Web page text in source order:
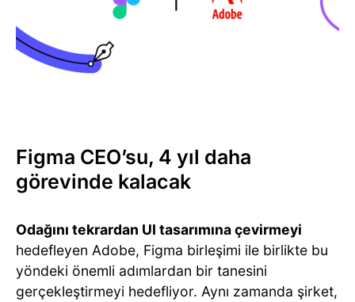
Figma CEO’su, 4 yıl daha
görevinde kalacak
Odağını tekrardan UI tasarımına çevirmeyi
hedefleyen Adobe, Figma birleşimi ile birlikte bu
yöndeki önemli adımlardan bir tanesini
gerçekleştirmeyi hedefliyor. Aynı zamanda şirket,